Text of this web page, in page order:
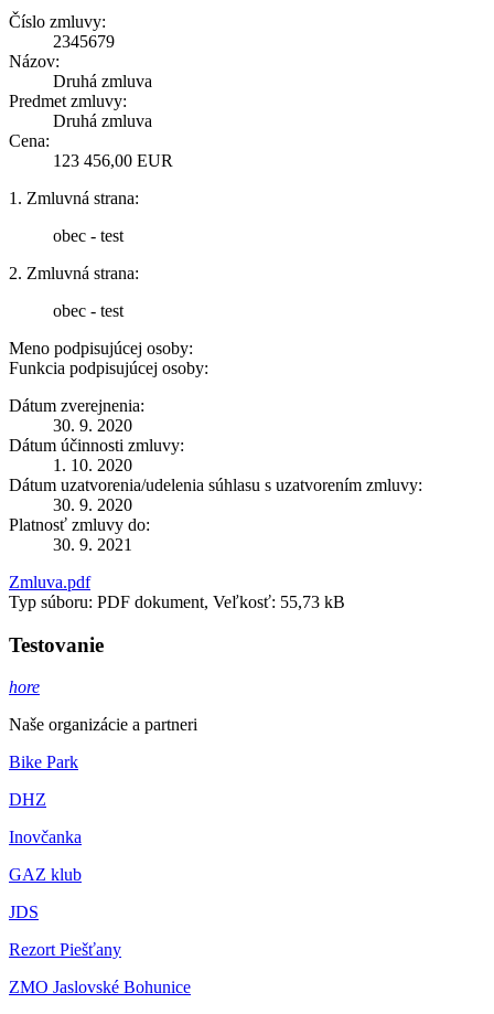
Číslo zmluvy:
2345679
Názov:
Druhá zmluva
Predmet zmluvy:
Druhá zmluva
Cena:
123 456,00 EUR
1. Zmluvná strana:
obec - test
2. Zmluvná strana:
obec - test
Meno podpisujúcej osoby:
Funkcia podpisujúcej osoby:
Dátum zverejnenia:
30. 9. 2020
Dátum účinnosti zmluvy:
1. 10. 2020
Dátum uzatvorenia/udelenia súhlasu s uzatvorením zmluvy:
30. 9. 2020
Platnosť zmluvy do:
30. 9. 2021
Zmluva.pdf
Typ súboru: PDF dokument, Veľkosť: 55,73 kB
Testovanie
hore
Naše organizácie a partneri
Bike Park
DHZ
Inovčanka
GAZ klub
JDS
Rezort Piešťany
ZMO Jaslovské Bohunice